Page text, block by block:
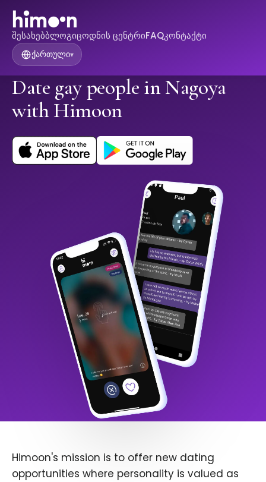
შესახებბლოგიცოდნის ცენტრიFAQკონტაქტი
ქართული▾
Date gay people in Nagoya
with Himoon
Himoon's mission is to offer new dating
opportunities where personality is valued as